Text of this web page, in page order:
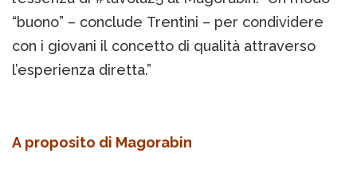
“buono” – conclude Trentini – per condividere
con i giovani il concetto di qualità attraverso
l’esperienza diretta.”
A proposito di Magorabin